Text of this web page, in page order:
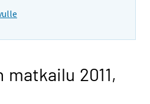
2011,